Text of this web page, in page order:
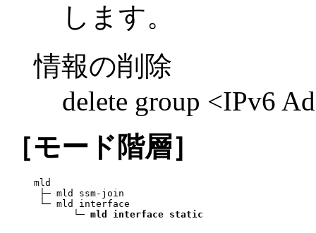
します。
情報の削除
delete group <IPv6
［モード階層］
mld
├─ mld ssm-join
└─ mld interface
       └─
mld interface static